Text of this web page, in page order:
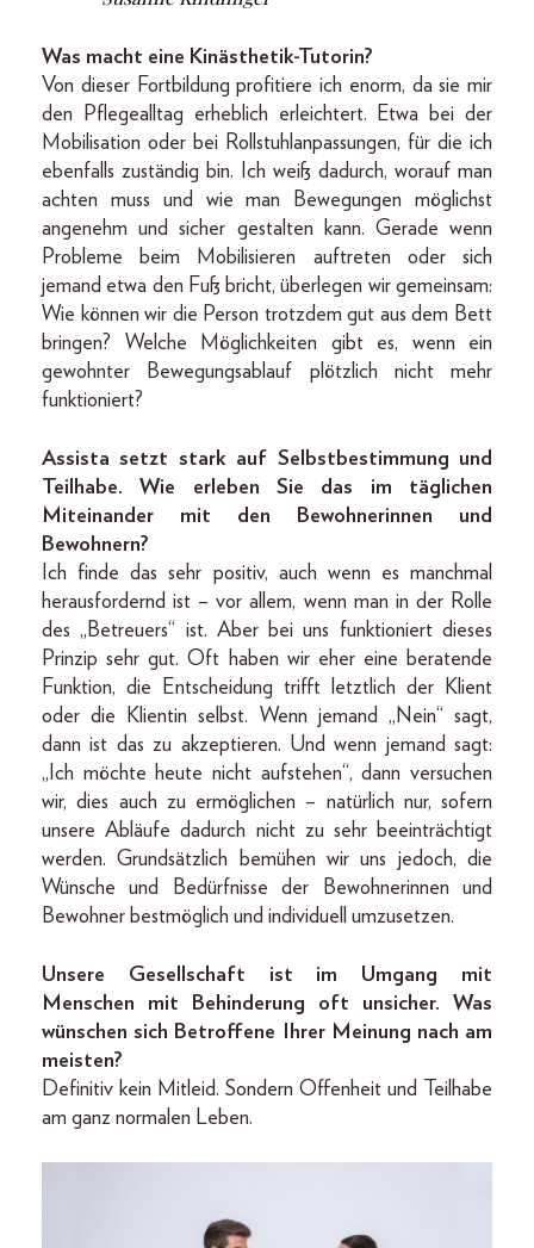
Was macht eine Kinästhetik-Tutorin?
Von dieser Fortbildung profitiere ich enorm, da sie mir
den Pflegealltag erheblich erleichtert. Etwa bei der
Mobilisation oder bei Rollstuhlanpassungen, für die ich
ebenfalls zuständig bin. Ich weiß dadurch, worauf man
achten muss und wie man Bewegungen möglichst
angenehm und sicher gestalten kann. Gerade wenn
Probleme beim Mobilisieren auftreten oder sich
jemand etwa den Fuß bricht, überlegen wir gemeinsam:
Wie können wir die Person trotzdem gut aus dem Bett
bringen? Welche Möglichkeiten gibt es, wenn ein
gewohnter Bewegungsablauf plötzlich nicht mehr
funktioniert?
Assista setzt stark auf Selbstbestimmung und
Teilhabe. Wie erleben Sie das im täglichen
Miteinander mit den Bewohnerinnen und
Bewohnern?
Ich finde das sehr positiv, auch wenn es manchmal
herausfordernd ist – vor allem, wenn man in der Rolle
des „Betreuers“ ist. Aber bei uns funktioniert dieses
Prinzip sehr gut. Oft haben wir eher eine beratende
Funktion, die Entscheidung trifft letztlich der Klient
oder die Klientin selbst. Wenn jemand „Nein“ sagt,
dann ist das zu akzeptieren. Und wenn jemand sagt:
„Ich möchte heute nicht aufstehen“, dann versuchen
wir, dies auch zu ermöglichen – natürlich nur, sofern
unsere Abläufe dadurch nicht zu sehr beeinträchtigt
werden. Grundsätzlich bemühen wir uns jedoch, die
Wünsche und Bedürfnisse der Bewohnerinnen und
Bewohner bestmöglich und individuell umzusetzen.
Unsere Gesellschaft ist im Umgang mit
Menschen mit Behinderung oft unsicher. Was
wünschen sich Betroffene Ihrer Meinung nach am
meisten?
Definitiv kein Mitleid. Sondern Offenheit und Teilhabe
am ganz normalen Leben.